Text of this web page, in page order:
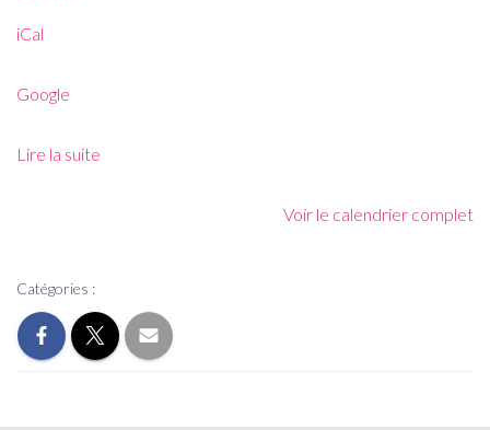
iCal
Google
Lire la suite
Voir le calendrier complet
Catégories :